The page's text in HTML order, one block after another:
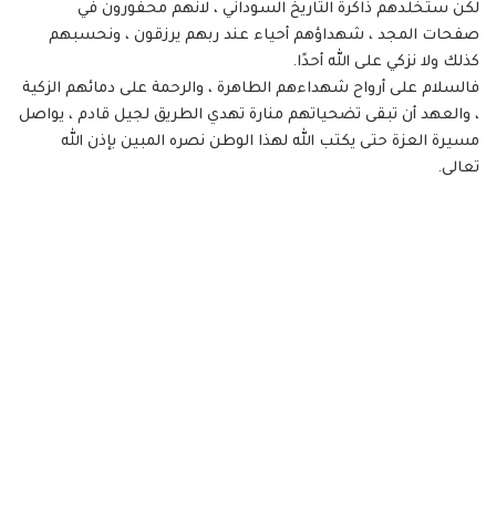
لكن ستخلدهم ذاكرة التاريخ السوداني ، لانهم محفورون في
صفحات المجد ، شهداؤهم أحياء عند ربهم يرزقون ، ونحسبهم
كذلك ولا نزكي على الله أحدًا.
فالسلام على أرواح شهداءهم الطاهرة ، والرحمة على دمائهم الزكية
، والعهد أن تبقى تضحياتهم منارة تهدي الطريق لجيل قادم ، يواصل
مسيرة العزة حتى يكتب الله لهذا الوطن نصره المبين بإذن الله
تعالى.